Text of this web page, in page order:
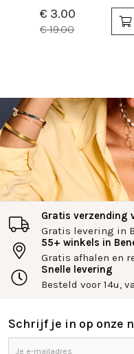
letter G met
steentjes
€ 3.00
€ 19.00
Gratis verzending
Gratis levering in
55+ winkels in
Gratis afhalen en
Snelle levering
Besteld voor 14u,
Schrijf je in op onze